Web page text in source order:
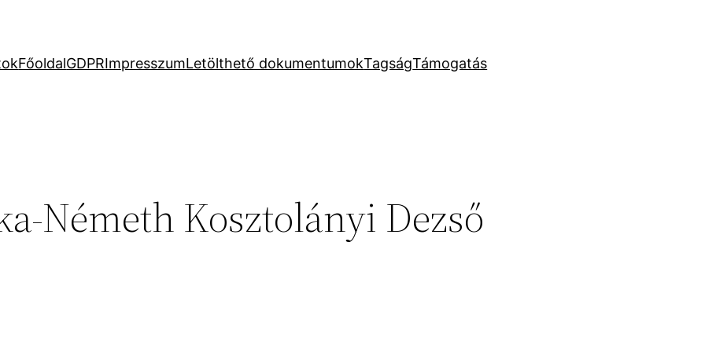
FőoldalGDPRImpresszumLetölthető dokumentumokTagságTámogatás
Németh Kosztolányi Dezső